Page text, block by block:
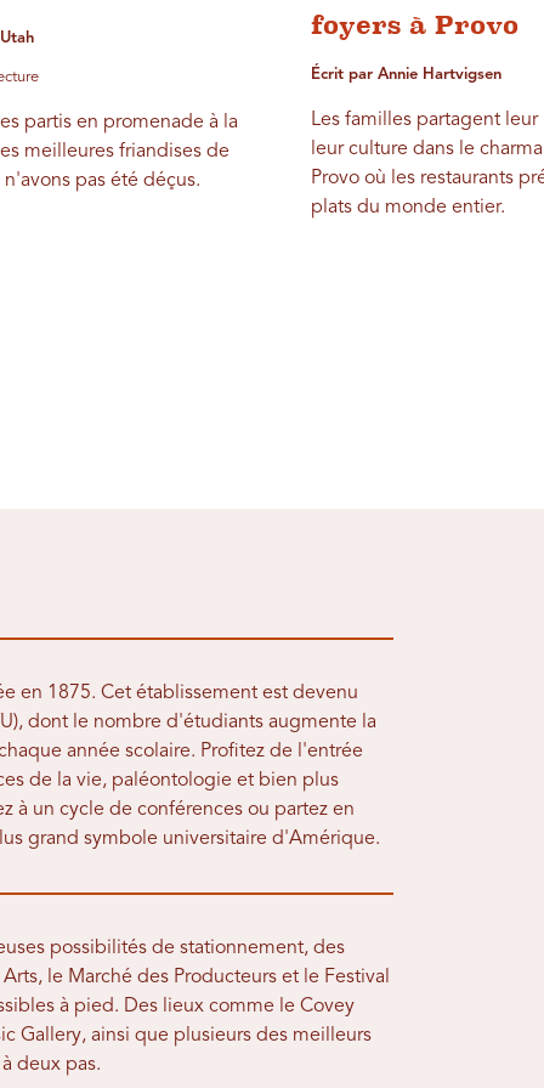
partis en promenade à la
meilleures friandises de
n'avons pas été déçus.
foyers à Provo
Écrit par Annie Hartvigsen
Les familles partagent
leur culture dans le
Provo où les restaurants
plats du monde entier.
en 1875. Cet établissement est devenu
dont le nombre d'étudiants augmente la
année scolaire. Profitez de l'entrée
de la vie, paléontologie et bien plus
à un cycle de conférences ou partez en
grand symbole universitaire d'Amérique.
possibilités de stationnement, des
le Marché des Producteurs et le Festival
à pied. Des lieux comme le Covey
Gallery, ainsi que plusieurs des meilleurs
deux pas.